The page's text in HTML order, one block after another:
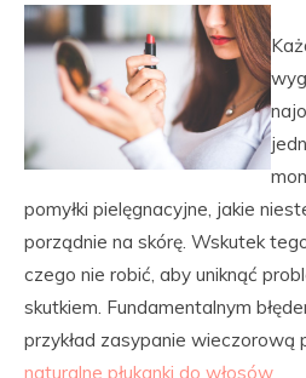
pomyłki pielęgnacyjne, jakie
porządnie na skórę. Wskutek
czego nie robić, aby uniknąć
skutkiem. Fundamentalnym
przykład zasypanie wieczorową
naturalne płukanki do włosów